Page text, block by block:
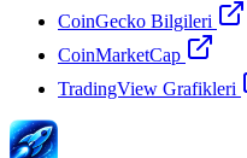
CoinGecko Bilgileri
CoinMarketCap
TradingView Grafikleri